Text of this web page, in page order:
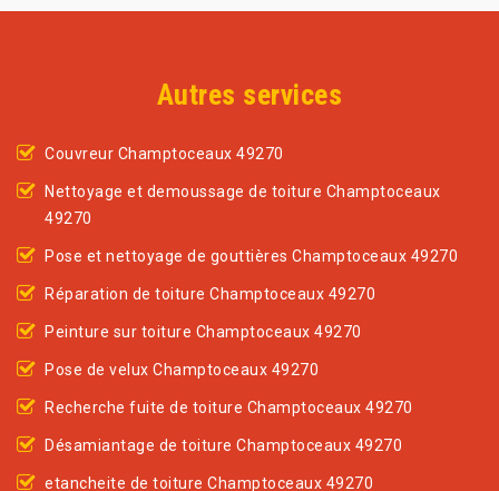
Autres services
Couvreur Champtoceaux 49270
Nettoyage et demoussage de toiture Champtoceaux
49270
Pose et nettoyage de gouttières Champtoceaux 49270
Réparation de toiture Champtoceaux 49270
Peinture sur toiture Champtoceaux 49270
Pose de velux Champtoceaux 49270
Recherche fuite de toiture Champtoceaux 49270
Désamiantage de toiture Champtoceaux 49270
etancheite de toiture Champtoceaux 49270